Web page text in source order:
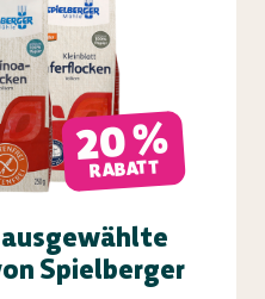
20 %
RABATT
Spielberger